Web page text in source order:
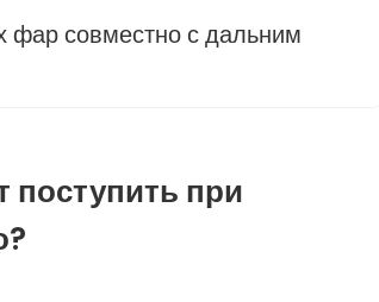
фар совместно с дальним
поступить при